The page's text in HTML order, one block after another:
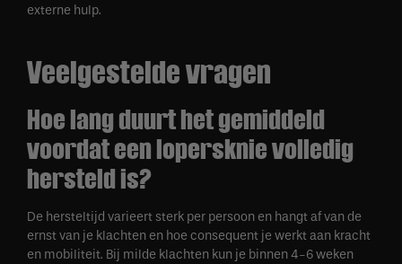
externe hulp.
Veelgestelde vragen
Hoe lang duurt het gemiddeld
voordat een lopersknie volledig
hersteld is?
De hersteltijd varieert sterk per persoon en hangt af van de
ernst van je klachten en hoe consequent je werkt aan kracht
en mobiliteit. Bij milde klachten kun je binnen 4-6 weken